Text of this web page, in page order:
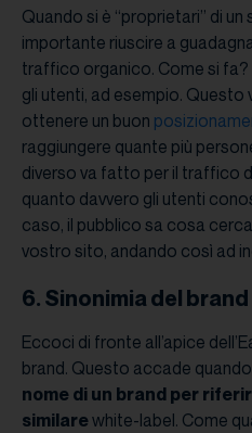
Quando si è “proprietari” di
importante riuscire a
traffico organico. Come si
gli utenti, ad esempio.
ottenere un buon
raggiungere quante più
diverso va fatto per il traffico
quanto davvero gli utenti
caso, il pubblico sa cosa
vostro sito, andando così ad
6. Sinonimia del brand
Eccoci di fronte all’apice
brand. Questo accade
nome di un brand per
similarewhite-label. Come